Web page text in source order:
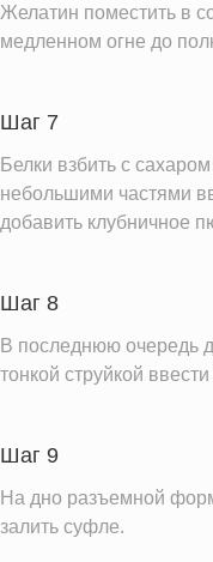
Желатин поместить в
медленном огне до
Шаг 7
Белки взбить с
небольшими частями
добавить клубничное
Шаг 8
В последнюю очередь
тонкой струйкой
Шаг 9
На дно разъемной
залить суфле.